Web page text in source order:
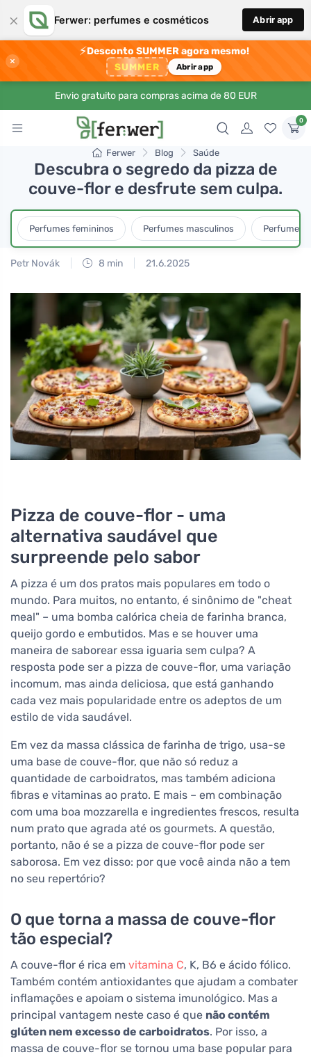
× Ferwer: perfumes e cosméticos Abrir app
×
⚡Desconto SUMMER agora mesmo!
SUMMER Abrir app
Envio gratuito para compras acima de 80 EUR
0
Ferwer Blog Saúde
Descubra o segredo da pizza de
couve-flor e desfrute sem culpa.
Perfumes femininos Perfumes masculinos Perfumes
Petr Novák 8 min 21.6.2025
Pizza de couve-flor - uma
alternativa saudável que
surpreende pelo sabor
A pizza é um dos pratos mais populares em todo o
mundo. Para muitos, no entanto, é sinônimo de "cheat
meal" – uma bomba calórica cheia de farinha branca,
queijo gordo e embutidos. Mas e se houver uma
maneira de saborear essa iguaria sem culpa? A
resposta pode ser a pizza de couve-flor, uma variação
incomum, mas ainda deliciosa, que está ganhando
cada vez mais popularidade entre os adeptos de um
estilo de vida saudável.
Em vez da massa clássica de farinha de trigo, usa-se
uma base de couve-flor, que não só reduz a
quantidade de carboidratos, mas também adiciona
fibras e vitaminas ao prato. E mais – em combinação
com uma boa mozzarella e ingredientes frescos, resulta
num prato que agrada até os gourmets. A questão,
portanto, não é se a pizza de couve-flor pode ser
saborosa. Em vez disso: por que você ainda não a tem
no seu repertório?
O que torna a massa de couve-flor
tão especial?
A couve-flor é rica em vitamina C, K, B6 e ácido fólico.
Também contém antioxidantes que ajudam a combater
inflamações e apoiam o sistema imunológico. Mas a
principal vantagem neste caso é que não contém
glúten nem excesso de carboidratos. Por isso, a
massa de couve-flor se tornou uma base popular para